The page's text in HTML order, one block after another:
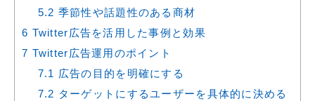
5.2 季節性や話題性のある商材
6 Twitter広告を活用した事例と効果
7 Twitter広告運用のポイント
7.1 広告の目的を明確にする
7.2 ターゲットにするユーザーを具体的に決める